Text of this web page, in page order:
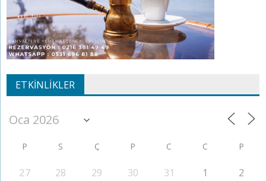
ETKINLIKLER
P S Ç P C C P
27 28 29 30 31 1 2